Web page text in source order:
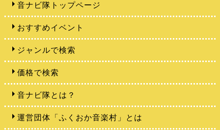
音ナビ隊トップページ
おすすめイベント
ジャンルで検索
価格で検索
音ナビ隊とは？
運営団体「ふくおか音楽村」とは